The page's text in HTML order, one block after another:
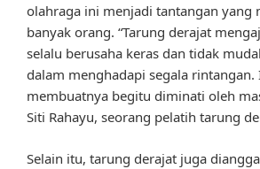
olahraga ini menjadi tantangan yang
banyak orang. “Tarung derajat
selalu berusaha keras dan tidak
dalam menghadapi segala rintangan.
membuatnya begitu diminati oleh
Siti Rahayu, seorang pelatih tarung
Selain itu, tarung derajat juga